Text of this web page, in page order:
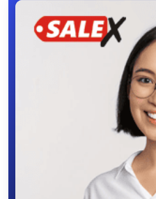
Скачайте
крутите колесо
бонусы, удобно
объявления - все
приложении SALEX!